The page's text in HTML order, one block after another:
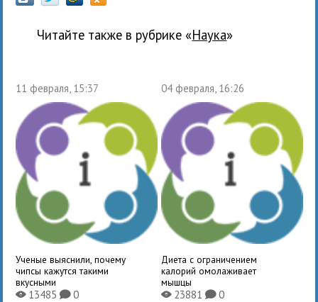
Читайте также в рубрике « наука»
11 февраля, 15:37
Ученые выяснили, почему
чипсы кажутся такими
вкусными
X13485K0
04 февраля, 16:26
Диета с ограничением
калорий омолаживает
мышцы
X23881 K0